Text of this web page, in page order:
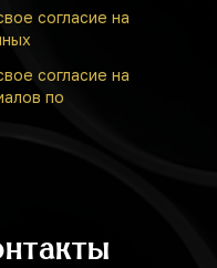
согласие на
согласие на
по